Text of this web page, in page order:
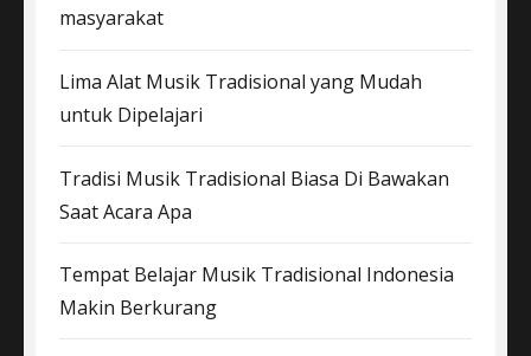
masyarakat
Lima Alat Musik Tradisional yang Mudah
untuk Dipelajari
Tradisi Musik Tradisional Biasa Di Bawakan
Saat Acara Apa
Tempat Belajar Musik Tradisional Indonesia
Makin Berkurang